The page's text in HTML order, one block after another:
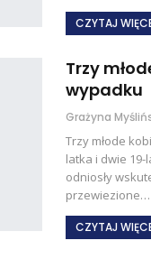
CZYTAJ
Trzy
wypadku
Trzy młode
latka i dwie
odniosły
przewiezione…
CZYTAJ